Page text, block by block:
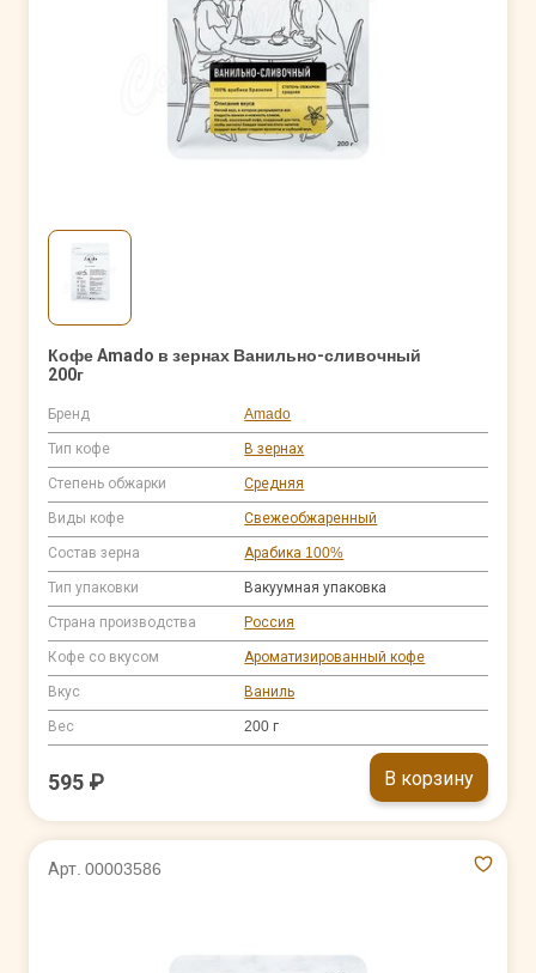
Кофе Amado в зернах Ванильно-сливочный
200г
Бренд Amado
Тип кофе В зернах
Степень обжарки Средняя
Виды кофе Свежеобжаренный
Состав зерна Арабика 100%
Тип упаковки Вакуумная упаковка
Страна производства Россия
Кофе со вкусом Ароматизированный кофе
Вкус Ваниль
Вес 200 г
595 ₽ В корзину
Арт. 00003586